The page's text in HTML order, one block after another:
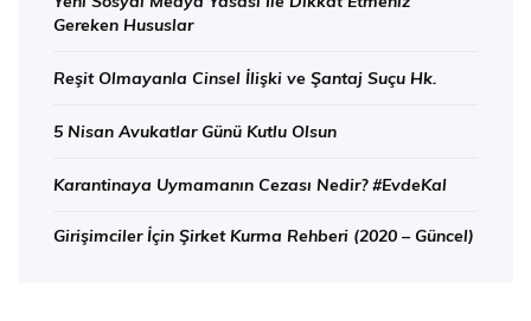
Gereken Hususlar
Reşit Olmayanla Cinsel İlişki ve Şantaj Suçu Hk.
5 Nisan Avukatlar Günü Kutlu Olsun
Karantinaya Uymamanın Cezası Nedir? #EvdeKal
Girişimciler İçin Şirket Kurma Rehberi (2020 – Güncel)